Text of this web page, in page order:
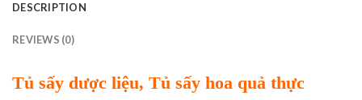
DESCRIPTION
REVIEWS (0)
Tủ sấy dược liệu, Tủ sấy hoa quả thực